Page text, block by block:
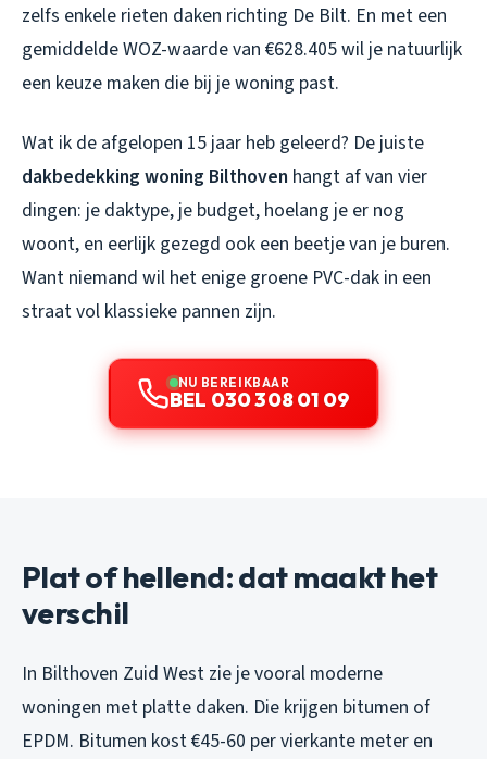
zelfs enkele rieten daken richting De Bilt. En met een
gemiddelde WOZ-waarde van €628.405 wil je natuurlijk
een keuze maken die bij je woning past.
Wat ik de afgelopen 15 jaar heb geleerd? De juiste
dakbedekking woning Bilthoven hangt af van vier
dingen: je daktype, je budget, hoelang je er nog
woont, en eerlijk gezegd ook een beetje van je buren.
Want niemand wil het enige groene PVC-dak in een
straat vol klassieke pannen zijn.
NU BEREIKBAAR
BEL 030 308 01 09
Plat of hellend: dat maakt het
verschil
In Bilthoven Zuid West zie je vooral moderne
woningen met platte daken. Die krijgen bitumen of
EPDM. Bitumen kost €45-60 per vierkante meter en